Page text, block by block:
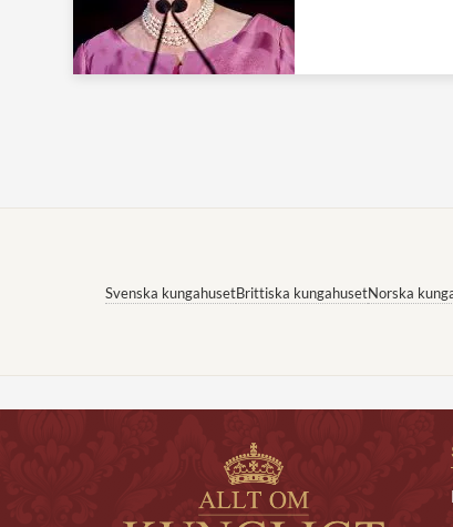
Svenska kungahusetBrittiska kungahusetNorska